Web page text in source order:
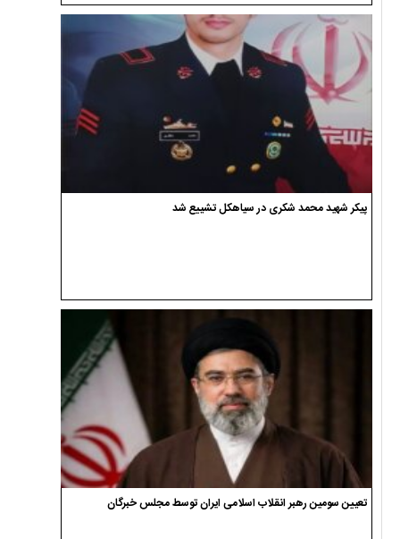
پیکر شهید محمد شکری در سیاهکل تشییع شد
تعیین سومین رهبر انقلاب اسلامی ایران توسط مجلس خبرگان